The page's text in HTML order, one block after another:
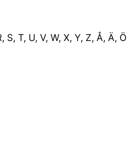
S, T, U, V, W, X, Y, Z, Å, Ä, Ö